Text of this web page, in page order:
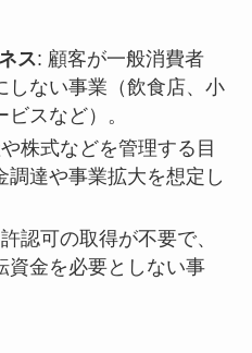
ス: 顧客が一般消費者
しない事業（飲食店、小
スなど）。
株式などを管理する目
調達や事業拡大を想定し
認可の取得が不要で、
資金を必要としない事